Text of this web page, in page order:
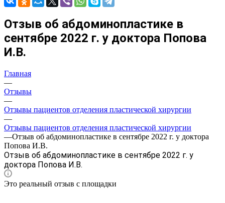
Отзыв об абдоминопластике в
сентябре 2022 г. у доктора Попова
И.В.
Главная
—
Отзывы
—
Отзывы пациентов отделения пластической хирургии
—
Отзывы пациентов отделения пластической хирургии
—Отзыв об абдоминопластике в сентябре 2022 г. у доктора
Попова И.В.
Отзыв об абдоминопластике в сентябре 2022 г. у
доктора Попова И.В.
Это реальный отзыв с площадки